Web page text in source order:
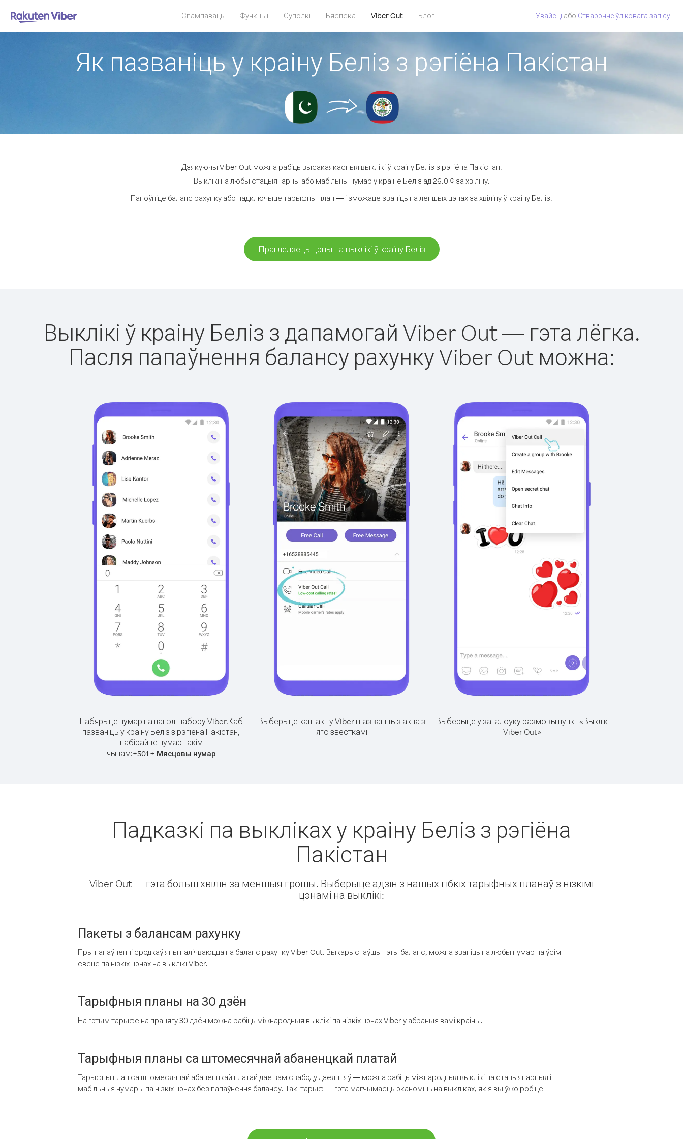
Спампаваць Функцыі Суполкі Бяспека Viber Out Блог Увайсці або Стварэнне ўліковага запісу
Як пазваніць у краіну Беліз з рэгіёна Пакістан
Дзякуючы Viber Out можна рабіць высакаякасныя выклікі ў краіну Беліз з рэгіёна Пакістан.
Выклікі на любы стацыянарны або мабільны нумар у краіне Беліз ад 26.0 ¢ за хвіліну.
Папоўніце баланс рахунку або падключыце тарыфны план — і зможаце званіць па лепшых цэнах за хвіліну ў краіну Беліз.
Прагледзець цэны на выклікі ў краіну Беліз
Выклікі ў краіну Беліз з дапамогай Viber Out — гэта лёгка.
Пасля папаўнення балансу рахунку Viber Out можна:
Набярыце нумар на панэлі набору Viber.Каб
пазваніць у краіну Беліз з рэгіёна Пакістан,
набірайце нумар такім
чынам:+501+ Мясцовы нумар
Выберыце кантакт у Viber і пазваніць з акна з
яго звесткамі
Выберыце ў загалоўку размовы пункт «Выклік
Viber Out»
Падказкі па выкліках у краіну Беліз з рэгіёна
Пакістан
Viber Out — гэта больш хвілін за меншыя грошы. Выберыце адзін з нашых гібкіх тарыфных планаў з нізкімі
цэнамі на выклікі:
Пакеты з балансам рахунку
Пры папаўненні сродкаў яны налічваюцца на баланс рахунку Viber Out. Выкарыстаўшы гэты баланс, можна званіць на любы нумар па ўсім
свеце па нізкіх цэнах на выклікі Viber.
Тарыфныя планы на 30 дзён
На гэтым тарыфе на працягу 30 дзён можна рабіць міжнародныя выклікі па нізкіх цэнах Viber у абраныя вамі краіны.
Тарыфныя планы са штомесячнай абаненцкай платай
Тарыфны план са штомесячнай абаненцкай платай дае вам свабоду дзеянняў — можна рабіць міжнародныя выклікі на стацыянарныя і
мабільныя нумары па нізкіх цэнах без папаўнення балансу. Такі тарыф — гэта магчымасць эканоміць на выкліках, якія вы ўжо робіце